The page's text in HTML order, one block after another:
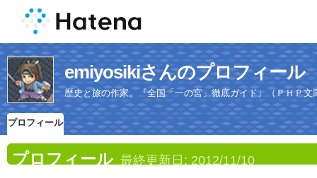
emiyosikiさんのプロフィール
歴史と旅の作家。『全国「一の宮」徹底ガイド』（ＰＨＰ文
プロフィール
プロフィール 最終更新日: 2012/11/10